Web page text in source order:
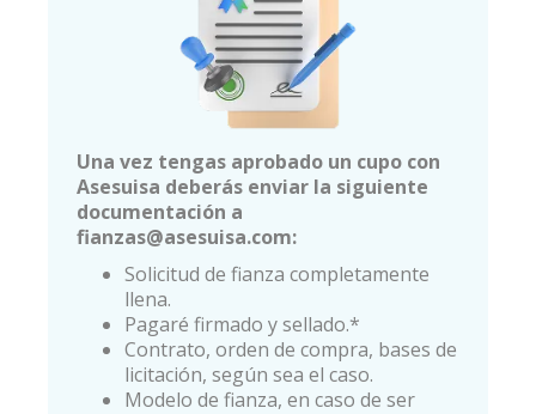
Una vez tengas aprobado un cupo con
Asesuisa deberás enviar la siguiente
documentación a
fianzas@asesuisa.com:
Solicitud de fianza completamente
llena.
Pagaré firmado y sellado.*
Contrato, orden de compra, bases de
licitación, según sea el caso.
Modelo de fianza, en caso de ser